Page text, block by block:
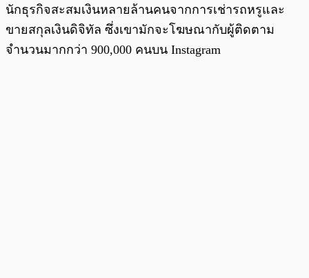
นักธุรกิจสะสมเงินหลายล้านคนจากการเช่ารถหรูและ
ขายสกุลเงินดิจิทัล ซึ่งเขามักจะโฆษณากับผู้ติดตาม
จำนวนมากกว่า 900,000 คนบน Instagram